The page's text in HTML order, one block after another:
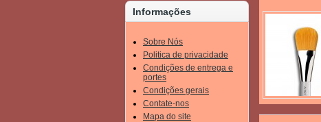
Informações
Sobre Nós
Politica de privacidade
Condições de entrega e
portes
Condições gerais
Contate-nos
Mapa do site